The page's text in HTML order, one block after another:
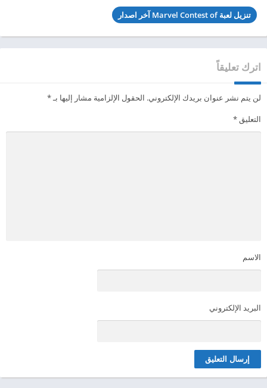
تنزيل لعبة Marvel Contest of آخر اصدار
اترك تعليقاً
لن يتم نشر عنوان بريدك الإلكتروني. الحقول الإلزامية مشار إليها بـ*
التعليق*
الاسم
البريد الإلكتروني